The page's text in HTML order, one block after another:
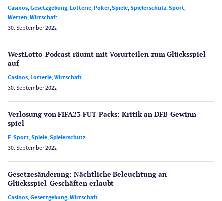
Casinos,Gesetzgebung,Lotterie,Poker,Spiele,Spielerschutz,Sport,
Wetten,Wirtschaft
30. September 2022
WestLotto-Podcast räumt mit Vorurteilen zum Glücksspiel
auf
Casinos,Lotterie,Wirtschaft
30. September 2022
Verlosung von FIFA23 FUT-Packs: Kritik an DFB-Gewinn­
spiel
E-Sport,Spiele,Spielerschutz
30. September 2022
Gesetzes­änderung: Nächtliche Beleuch­tung an
Glücksspiel-Geschäften erlaubt
Casinos,Gesetzgebung,Wirtschaft